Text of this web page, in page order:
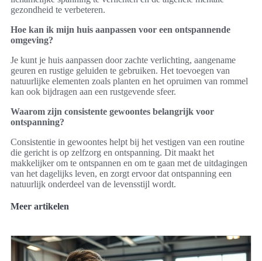
gezondheid te verbeteren.
Hoe kan ik mijn huis aanpassen voor een ontspannende
omgeving?
Je kunt je huis aanpassen door zachte verlichting, aangename
geuren en rustige geluiden te gebruiken. Het toevoegen van
natuurlijke elementen zoals planten en het opruimen van rommel
kan ook bijdragen aan een rustgevende sfeer.
Waarom zijn consistente gewoontes belangrijk voor
ontspanning?
Consistentie in gewoontes helpt bij het vestigen van een routine
die gericht is op zelfzorg en ontspanning. Dit maakt het
makkelijker om te ontspannen en om te gaan met de uitdagingen
van het dagelijks leven, en zorgt ervoor dat ontspanning een
natuurlijk onderdeel van de levensstijl wordt.
Meer artikelen